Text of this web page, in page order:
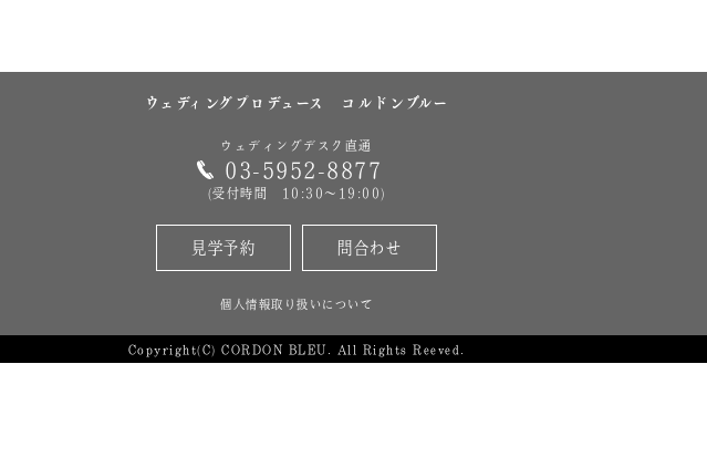
ウェディングプロデュース コルドンブルー
ウェディングデスク直通
03-5952-8877
(受付時間 10:30～19:00)
見学予約 問合わせ
個人情報取り扱いについて
Copyright(C) CORDON BLEU. All Rights Reeved.